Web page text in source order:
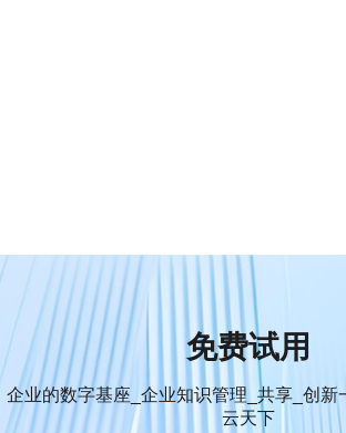
免费试用
企业的数字基座_企业知识管理_共享_创新
云天下